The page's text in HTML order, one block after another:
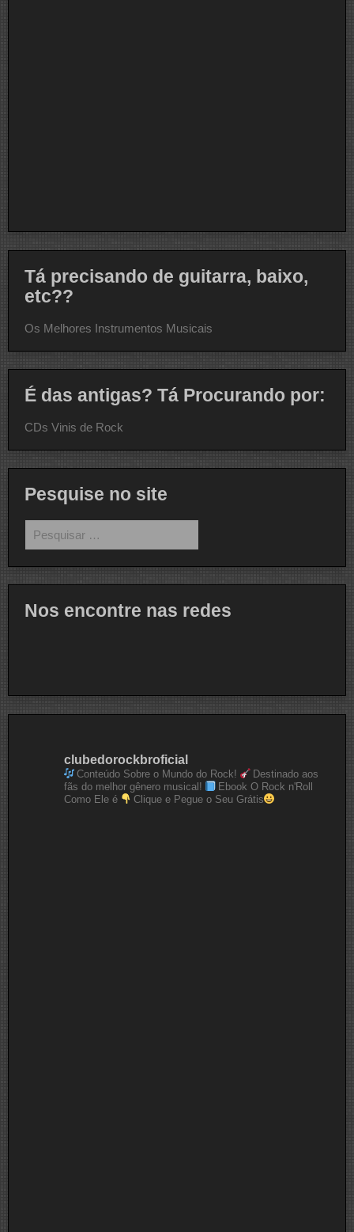
Tá precisando de guitarra, baixo,
etc??
Os Melhores Instrumentos Musicais
É das antigas? Tá Procurando por:
CDs Vinis de Rock
Pesquise no site
por:
Nos encontre nas redes
clubedorockbroficial
Conteúdo Sobre o Mundo do Rock!
Destinado aos
fãs do melhor gênero musical!
Ebook O Rock n'Roll
Como Ele é
Clique e Pegue o Seu Grátis